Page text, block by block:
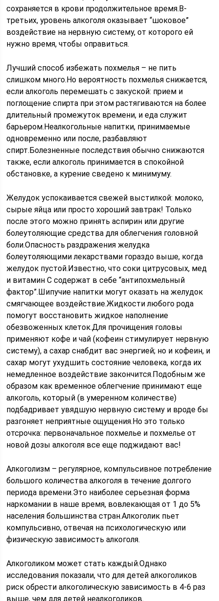
сохраняется в крови продолжительное время.В-
третьих, уровень алкоголя оказывает “шоковое”
воздействие на нервную систему, от которого ей
нужно время, чтобы оправиться.
Лучший способ избежать похмелья – не пить
слишком много.Но вероятность похмелья снижается,
если алкоголь перемешать с закуской: прием и
поглощение спирта при этом растягиваются на более
длительный промежуток времени, и еда служит
барьером.Неалкогольные напитки, принимаемые
одновременно или после, разбавляют
спирт.Болезненные последствия обычно снижаются
также, если алкоголь принимается в спокойной
обстановке, а курение сведено к минимуму.
Желудок успокаивается свежей выстилкой: молоко,
сырые яйца или просто хороший завтрак! Только
после этого можно принять аспирин или другие
болеутоляющие средства для облегчения головной
боли.Опасность раздражения желудка
болеутоляющими лекарствами гораздо выше, когда
желудок пустой.Известно, что соки цитрусовых, мед
и витамин С содержат в себе “антипохмельный
фактор”.Шипучие напитки могут оказать на желудок
смягчающее воздействие.Жидкости любого рода
помогут восстановить жидкое наполнение
обезвоженных клеток.Для прочищения головы
применяют кофе и чай (кофеин стимулирует нервную
систему), а сахар снабдит вас энергией; но и кофеин, и
сахар могут ухудшить состояние человека, когда их
немедленное воздействие закончится.Подобным же
образом как временное облегчение принимают еще
алкоголь, который (в умеренном количестве)
подбадривает увядшую нервную систему и вроде бы
разгоняет неприятные ощущения.Но это только
отсрочка: первоначальное похмелье и похмелье от
новой дозы алкоголя все еще поджидают вас!
Алкоголизм – регулярное, компульсивное потребление
большого количества алкоголя в течение долгого
периода времени.Это наиболее серьезная форма
наркомании в наше время, вовлекающая от 1 до 5%
населения большинства стран.Алкоголик пьет
компульсивно, отвечая на психологическую или
физическую зависимость алкоголя.
Алкоголиком может стать каждый.Однако
исследования показали, что для детей алкоголиков
риск обрести алкоголическую зависимость в 4-6 раз
выше, чем для детей неалкоголиков.